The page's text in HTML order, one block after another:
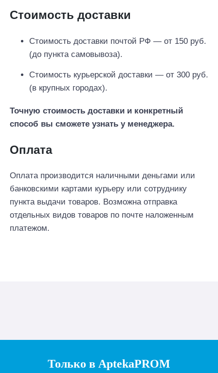
Стоимость доставки
Стоимость доставки почтой РФ — от 150 руб.
(до пункта самовывоза).
Стоимость курьерской доставки — от 300 руб.
(в крупных городах).
Точную стоимость доставки и конкретный
способ вы сможете узнать у менеджера.
Оплата
Оплата производится наличными деньгами или
банковскими картами курьеру или сотруднику
пункта выдачи товаров. Возможна отправка
отдельных видов товаров по почте наложенным
платежом.
Только в AptekaPROM